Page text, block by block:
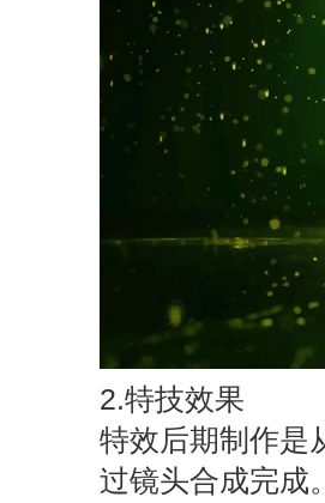
2.特技效果
特效后期制作是
过镜头合成完成